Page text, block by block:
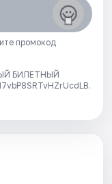
промокод
БИЛЕТНЫЙ